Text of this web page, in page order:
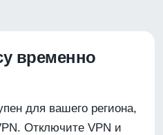
временно
для вашего региона,
Отключите VPN и